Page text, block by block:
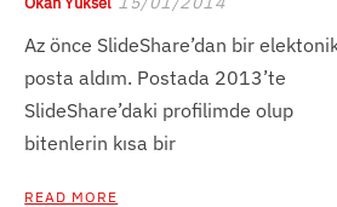
Az önce SlideShare’dan bir
posta aldım. Postada 2013’te
SlideShare’daki profilimde olup
bitenlerin kısa bir
READ MORE